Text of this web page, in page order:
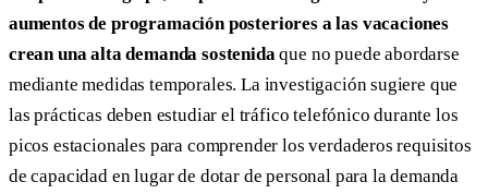
aumentos de programación posteriores a las vacaciones
crean una alta demanda sostenidaque no puede abordarse
mediante medidas temporales. La investigación sugiere que
las prácticas deben estudiar el tráfico telefónico durante los
picos estacionales para comprender los verdaderos requisitos
de capacidad en lugar de dotar de personal para la demanda